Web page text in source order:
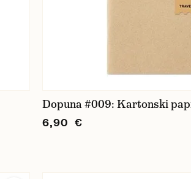
Dopuna #009: Kartonski
6,90 €